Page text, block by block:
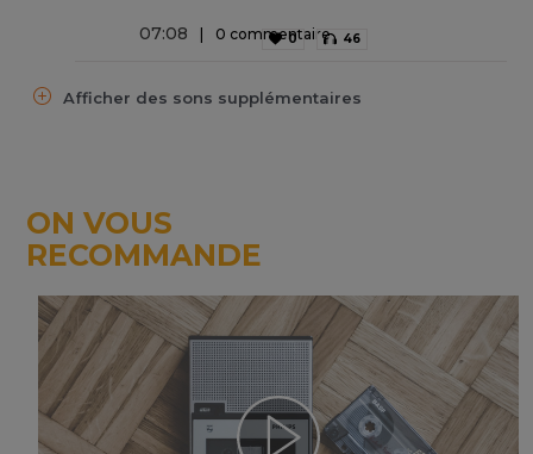
07:08 0 commentaire
0 46
Afficher des sons supplémentaires
ON VOUS
RECOMMANDE